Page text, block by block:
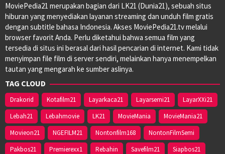
MoviePedia21 merupakan bagian dari LK21 (Dunia21), sebuah situs
hiburan yang menyediakan layanan streaming dan unduh film gratis
dengan subtitle bahasa Indonesia. Akses MoviePedia21.tv melalui
browser favorit Anda. Perlu diketahui bahwa semua film yang
tersedia di situs ini berasal dari hasil pencarian di internet. Kami tidak
menyimpan file film di server sendiri, melainkan hanya menempelkan
tautan yang mengarah ke sumber aslinya.
TAG CLOUD
Drakorid Kotafilm21 Layarkaca21 Layarsemi21
LayarXXi21
Lebah21
Lebahmovie LK21 MovieMania
MovieMania21
Movieon21
NGEFILM21 Nontonfilm168
NontonFilmSemi
Pakbos21
Premierexx1 Rebahin Savefilm21 Siapbos21